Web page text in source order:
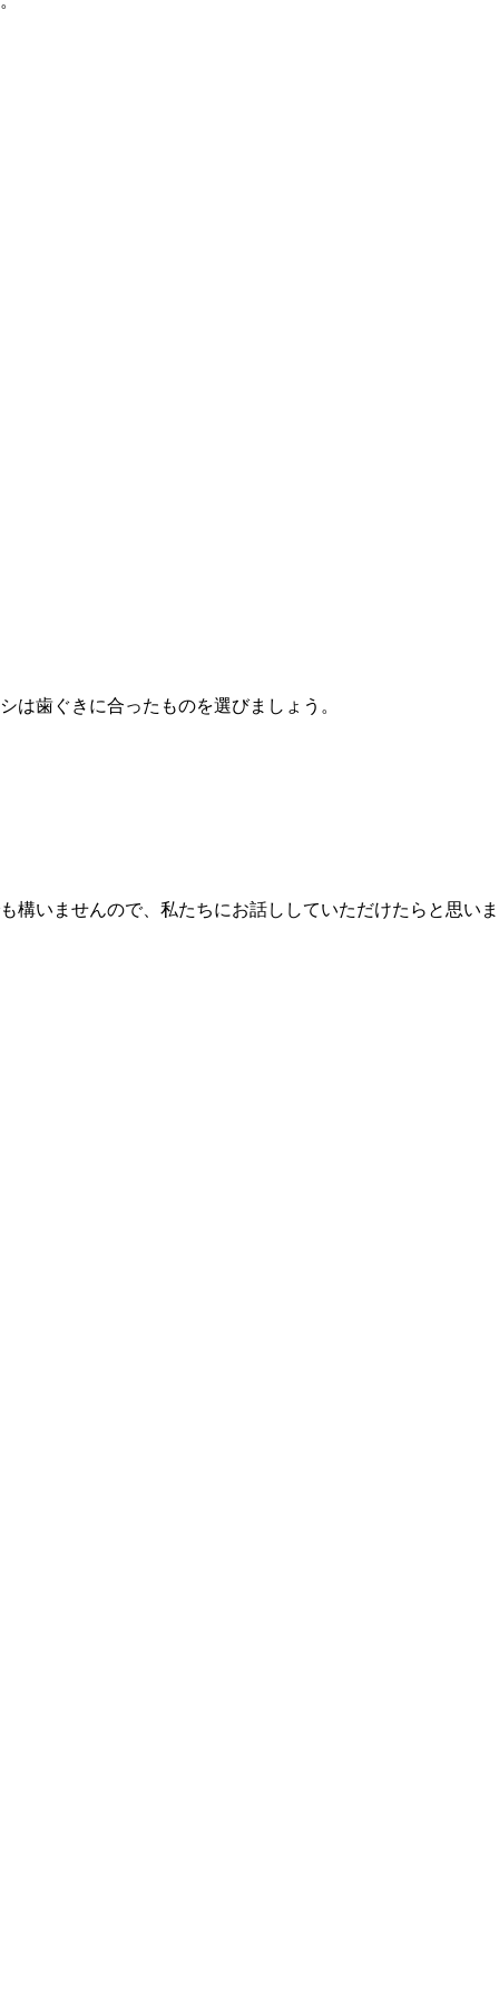
歯ぐきに合ったものを選びましょう。
構いませんので、私たちにお話ししていただけたらと思いま